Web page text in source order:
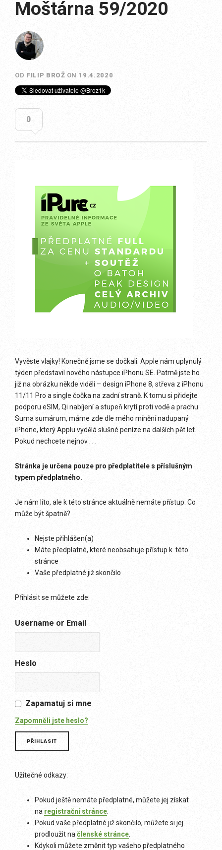
Moštárna 59/2020
OD FILIP BROŽ ON 19.4.2020
0
Vyvěste vlajky! Konečně jsme se dočkali. Apple nám uplynulý
týden představil nového nástupce iPhonu SE. Patrně jste ho
již na obrázku někde viděli – design iPhone 8, střeva z iPhonu
11/11 Pro a single čočka na zadní straně. K tomu si přidejte
podporu eSIM, Qi nabíjení a stupeň krytí proti vodě a prachu.
Suma sumárum, máme zde dle mého mínění nadupaný
iPhone, který Applu vydělá slušné peníze na dalších pět let.
Pokud nechcete nejnov . . .
Stránka je určena pouze pro předplatitele s příslušným
typem předplatného.
Je nám líto, ale k této stránce aktuálně nemáte přístup. Co
může být špatně?
Nejste přihlášen(a)
Máte předplatné, které neobsahuje přístup k této
stránce
Vaše předplatné již skončilo
Přihlásit se můžete zde:
Username or Email
Heslo
Zapamatuj si mne
Zapomněli jste heslo?
Užitečné odkazy:
Pokud ještě nemáte předplatné, můžete jej získat
na registrační stránce
Pokud vaše předplatné již skončilo, můžete si jej
prodloužit na členské stránce
Kdykoli můžete změnit typ vašeho předplatného